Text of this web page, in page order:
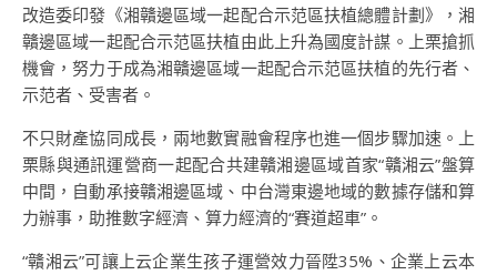
改造委印發《湘贛邊區域一起配合示范區扶植總體計劃》，湘
贛邊區域一起配合示范區扶植由此上升為國度計謀。上栗搶抓
機會，努力于成為湘贛邊區域一起配合示范區扶植的先行者、
示范者、受害者。
不只財產協同成長，兩地數實融會程序也進一個步驟加速。上
栗縣與通訊運營商一起配合共建贛湘邊區域首家“贛湘云”盤算
中間，自動承接贛湘邊區域、中台灣東邊地域的數據存儲和算
力辦事，助推數字經濟、算力經濟的“賽道超車”。
“贛湘云”可讓上云企業生孩子運營效力晉陞35%、企業上云本